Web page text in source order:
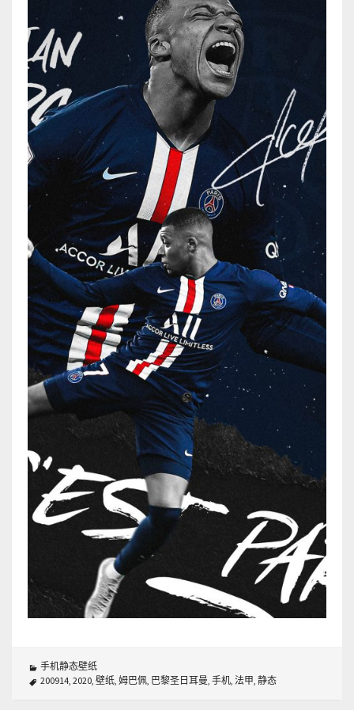
手机静态壁纸
200914, 2020, 壁纸, 姆巴佩, 巴黎圣日耳曼, 手机, 法甲, 静态